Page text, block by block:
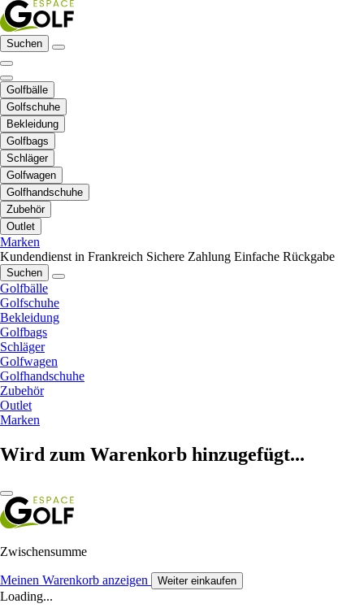
Suchen
Golfbälle
Golfschuhe
Bekleidung
Golfbags
Schläger
Golfwagen
Golfhandschuhe
Zubehör
Outlet
Marken
Kundendienst in Frankreich Sichere Zahlung Einfache Rückgabe
Suchen
Golfbälle
Golfschuhe
Bekleidung
Golfbags
Schläger
Golfwagen
Golfhandschuhe
Zubehör
Outlet
Marken
Wird zum Warenkorb hinzugefügt...
Zwischensumme
Meinen Warenkorb anzeigen Weiter einkaufen
Loading...